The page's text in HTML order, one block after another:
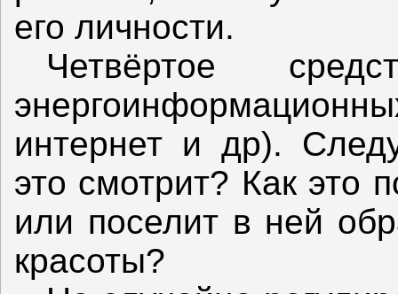
его личности.
Четвёртое
интернет и др).
это смотрит? Как это
или поселит в ней
красоты?